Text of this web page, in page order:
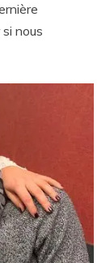
nous